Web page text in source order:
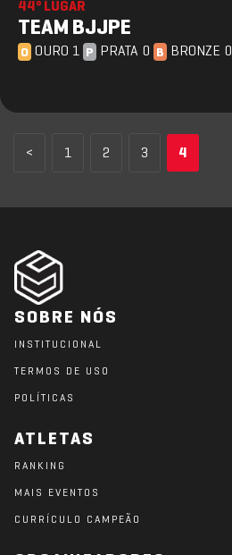
44º LUGAR
TEAM BJJPE
O OURO 1 P PRATA 0 B BRONZE 0
< 1 2 3 4
SOBRE NÓS
INSTITUCIONAL
TERMOS DE USO
POLÍTICAS
ATLETAS
RANKING
MAIS EVENTOS
CURRÍCULO CAMPEÃO